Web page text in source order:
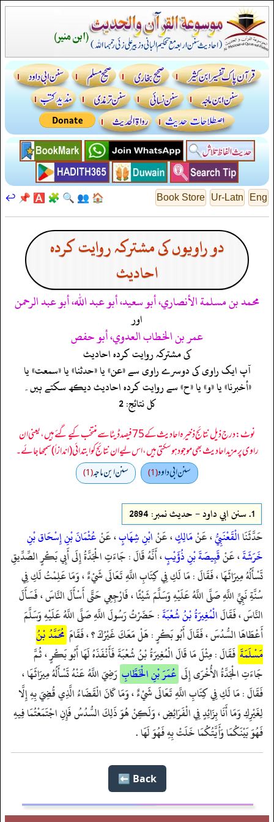
Eng
Ur-Latn
Book Store
🏠
👥
🔍
🧩
🅰️
📌
↩️
دو راویوں کی مشترکہ روایت کردہ
احادیث
محمد بن مسلمة الأنصاري، أبو سعيد، أبو عبد الله، أبو عبد الرحمن
اور
عمر بن الخطاب العدوي، أبو حفص
کی مشترکہ روایت کردہ احادیث
آپ ایک راوی کی دوسرے راوی سے «عن» یا «حدثنا» یا «سمعت» یا
«أخبرنا» یا «و» یا «ح» سے روایت کردہ احادیث دیکھ سکتے ہیں۔
کل نتائج: 2
نوٹ: درج ذیل نتائج ذخیرہ احادیث کے 75 فیصد ڈیٹا سے منتخب کیے گئے ہیں، یعنی ان
راوی پر مزید احادیث بھی موجود ہو سکتی ہیں، اس لیے ان نتائج کو ابتدائی (اندازاً) سمجھا جائے۔
سنن ابي داود(1) سنن ابن ماجه(1)
1. سنن ابي داود - حدیث نمبر: 2894
حَدَّثَنَاالْقَعْنَبِيُّ، عَنْمَالِكٍ، عَنْابْنِ شِهَابٍ، عَنْعُثْمَانَ بْنِ إِسْحَاق بْنِ
خَرَشَةَ، عَنْقَبِيصَةَ بْنِ ذُؤَيْبٍ، أَنَّهُ قَالَ : جَاءَتِ الْجَدَّةُ إِلَى أَبِي بَكْرٍ الصِّدِّيقِ
تَسْأَلُهُ مِيرَاثَهَا ، فَقَالَ : مَا لَكِ فِي كِتَابِ اللَّهِ تَعَالَى شَيْءٌ ، وَمَا عَلِمْتُ لَكِ فِي
سُنَّةِ نَبِيِّ اللَّهِ صَلَّى اللَّهُ عَلَيْهِ وَسَلَّمَ شَيْئًا ، فَارْجِعِي حَتَّى أَسْأَلَ النَّاسَ ، فَسَأَلَ
النَّاسَ ، فَقَالَالْمُغِيرَةُ بْنُ شُعْبَةَ: حَضَرْتُ رَسُولَ اللَّهِ صَلَّى اللَّهُ عَلَيْهِ وَسَلَّمَ
أَعْطَاهَا السُّدُسَ ، فَقَالَ أَبُو بَكْرٍ : هَلْ مَعَكَ غَيْرُكَ ؟ ، فَقَامَ مُحَمَّدُ بْنُ
مَسْلَمَةَ فَقَالَ : مِثْلَ مَا قَالَ الْمُغِيرَةُ بْنُ شُعْبَةَ فَأَنْفَذَهُ لَهَا أَبُو بَكْرٍ ، ثُمَّ
جَاءَتِ الْجَدَّةُ الأُخْرَى إِلَى عُمَرَ بْنِ الْخَطَّابِ رَضِيَ اللَّهُ عَنْهُ تَسْأَلُهُ مِيرَاثَهَا ،
فَقَالَ : مَا لَكِ فِي كِتَابِ اللَّهِ تَعَالَى شَيْءٌ ، وَمَا كَانَ الْقَضَاءُ الَّذِي قُضِيَ بِهِ إِلَّا
لِغَيْرِكِ وَمَا أَنَا بِزَائِدٍ فِي الْفَرَائِضِ ، وَلَكِنْ هُوَ ذَلِكَ السُّدُسُ فَإِنِ اجْتَمَعْتُمَا فِيهِ
فَهُوَ بَيْنَكُمَا وَأَيَّتُكُمَا خَلَتْ بِهِ فَهُوَ لَهَا .
Back ⬅️